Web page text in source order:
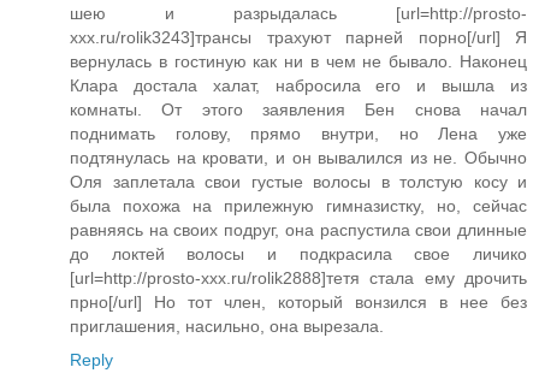
шею и разрыдалась [url=http://prosto-
xxx.ru/rolik3243]трансы трахуют парней порно[/url] Я
вернулась в гостиную как ни в чем не бывало. Наконец
Клара достала халат, набросила его и вышла из
комнаты. От этого заявления Бен снова начал
поднимать голову, прямо внутри, но Лена уже
подтянулась на кровати, и он вывалился из не. Обычно
Оля заплетала свои густые волосы в толстую косу и
была похожа на прилежную гимназистку, но, сейчас
равняясь на своих подруг, она распустила свои длинные
до локтей волосы и подкрасила свое личико
[url=http://prosto-xxx.ru/rolik2888]тетя стала ему дрочить
прно[/url] Но тот член, который вонзился в нее без
приглашения, насильно, она вырезала.
Reply